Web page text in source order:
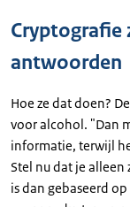
Cryptografie
antwoorden
Hoe ze dat doen?
voor alcohol. "Dan
informatie, terwijl
Stel nu dat je
is dan gebaseerd